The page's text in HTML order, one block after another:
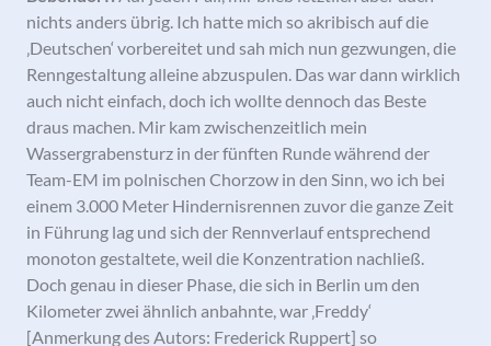
nichts anders übrig. Ich hatte mich so akribisch auf die
‚Deutschen‘ vorbereitet und sah mich nun gezwungen, die
Renngestaltung alleine abzuspulen. Das war dann wirklich
auch nicht einfach, doch ich wollte dennoch das Beste
draus machen. Mir kam zwischenzeitlich mein
Wassergrabensturz in der fünften Runde während der
Team-EM im polnischen Chorzow in den Sinn, wo ich bei
einem 3.000 Meter Hindernisrennen zuvor die ganze Zeit
in Führung lag und sich der Rennverlauf entsprechend
monoton gestaltete, weil die Konzentration nachließ.
Doch genau in dieser Phase, die sich in Berlin um den
Kilometer zwei ähnlich anbahnte, war ‚Freddy‘
[Anmerkung des Autors: Frederick Ruppert] so